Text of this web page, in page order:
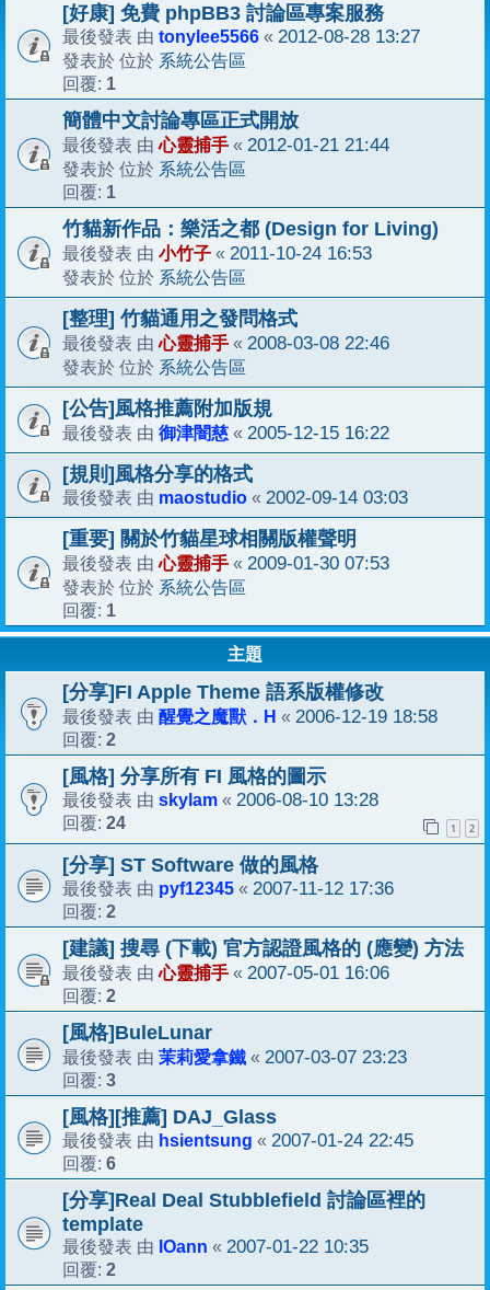
[好康] 免費 phpBB3 討論區專案服務
最後發表 由 tonylee5566 « 2012-08-28 13:27
發表於 位於 系統公告區
回覆: 1
簡體中文討論專區正式開放
最後發表 由心靈捕手 « 2012-01-21 21:44
發表於 位於 系統公告區
回覆: 1
竹貓新作品：樂活之都 (Design for Living)
最後發表 由 小竹子 « 2011-10-24 16:53
發表於 位於 系統公告區
[整理] 竹貓通用之發問格式
最後發表 由心靈捕手 « 2008-03-08 22:46
發表於 位於 系統公告區
[公告]風格推薦附加版規
最後發表 由 御津闇慈 « 2005-12-15 16:22
[規則]風格分享的格式
最後發表 由 maostudio « 2002-09-14 03:03
[重要] 關於竹貓星球相關版權聲明
最後發表 由心靈捕手 « 2009-01-30 07:53
發表於 位於 系統公告區
回覆: 1
主題
[分享]FI Apple Theme 語系版權修改
最後發表 由 醒覺之魔獸．H « 2006-12-19 18:58
回覆: 2
[風格] 分享所有 FI 風格的圖示
最後發表 由 skylam « 2006-08-10 13:28
回覆: 24 1 2
[分享] ST Software 做的風格
最後發表 由 pyf12345 « 2007-11-12 17:36
回覆: 2
[建議] 搜尋 (下載) 官方認證風格的 (應變) 方法
最後發表 由心靈捕手 « 2007-05-01 16:06
回覆: 2
[風格]BuleLunar
最後發表 由 茉莉愛拿鐵 « 2007-03-07 23:23
回覆: 3
[風格][推薦] DAJ_Glass
最後發表 由 hsientsung « 2007-01-24 22:45
回覆: 6
[分享]Real Deal Stubblefield 討論區裡的
template
最後發表 由 IOann « 2007-01-22 10:35
回覆: 2